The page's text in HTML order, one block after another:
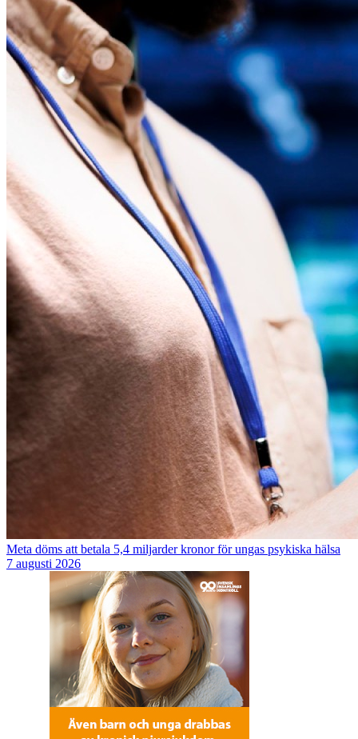
Meta döms att betala 5,4 miljarder kronor för ungas psykiska hälsa
7 augusti 2026